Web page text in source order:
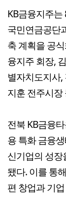
KB금융지주
국민연금공단
축 계획을 공
융지주 회장,
별자치도지사,
지훈 전주시장
전북 KB금융
용 특화 금융
신기업의 성
됐다. 이를 통
편 창업과 기